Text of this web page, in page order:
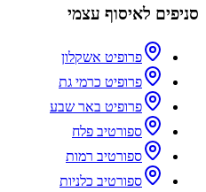
סניפים לאיסוף עצמי
פרופיט אשקלון
פרופיט כרמי גת
פרופיט באר שבע
ספורטיב פלח
ספורטיב רמות
ספורטיב כלניות